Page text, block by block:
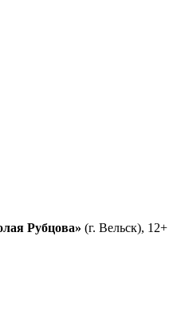
Рубцова» (г. Вельск), 12+